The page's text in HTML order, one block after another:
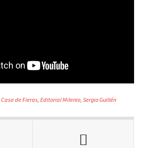
Casa de Fieras, Editorial Milenio, Sergio Guillén